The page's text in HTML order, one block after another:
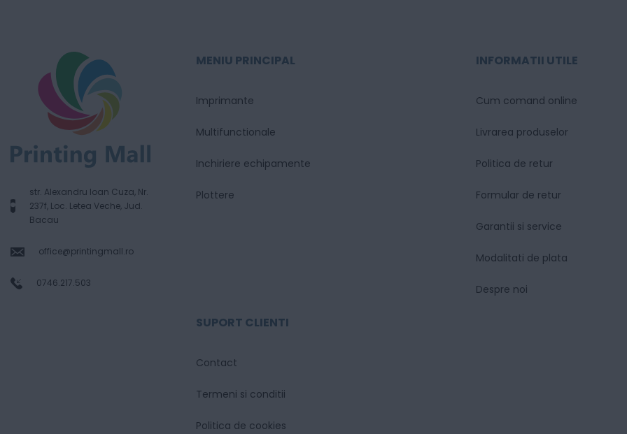
str. Alexandru Ioan Cuza, Nr.
237f, Loc. Letea Veche, Jud.
Bacau
office@printingmall.ro
0746.217.503
MENIU PRINCIPAL
Imprimante
Multifunctionale
Inchiriere echipamente
Plottere
INFORMATII UTILE
Cum comand online
Livrarea produselor
Politica de retur
Formular de retur
Garantii si service
Modalitati de plata
Despre noi
SUPORT CLIENTI
Contact
Termeni si conditii
Politica de cookies